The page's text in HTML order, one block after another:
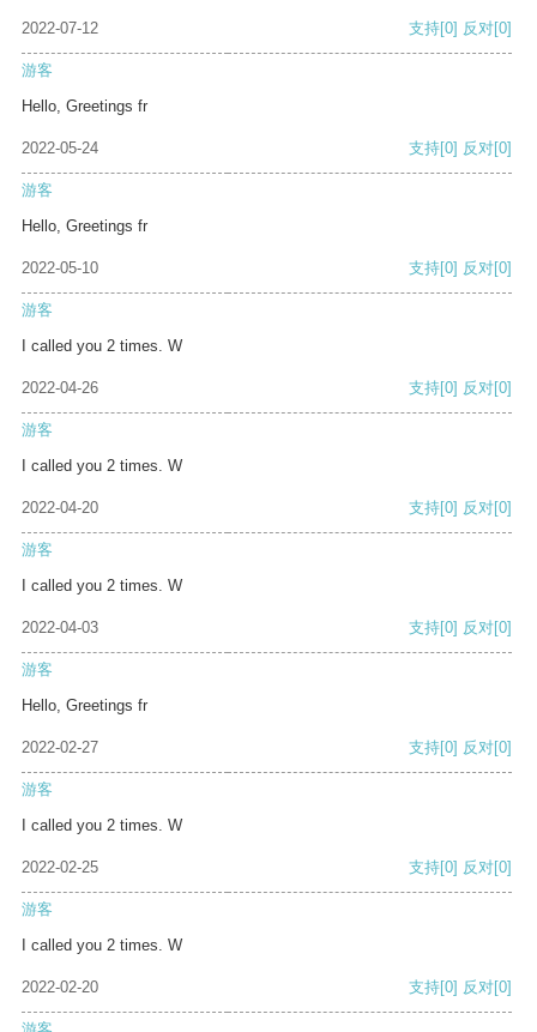
2022-07-12 支持[0] 反对[0]
游客
Hello, Greetings fr
2022-05-24 支持[0] 反对[0]
游客
Hello, Greetings fr
2022-05-10 支持[0] 反对[0]
游客
I called you 2 times. W
2022-04-26 支持[0] 反对[0]
游客
I called you 2 times. W
2022-04-20 支持[0] 反对[0]
游客
I called you 2 times. W
2022-04-03 支持[0] 反对[0]
游客
Hello, Greetings fr
2022-02-27 支持[0] 反对[0]
游客
I called you 2 times. W
2022-02-25 支持[0] 反对[0]
游客
I called you 2 times. W
2022-02-20 支持[0] 反对[0]